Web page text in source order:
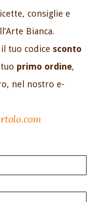
consiglie e
Bianca.
tuo codice sconto
primo ordine,
nel nostro e-